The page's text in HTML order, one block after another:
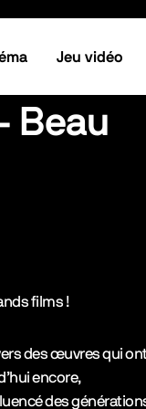
Jeu vidéo
Beau
films !
des œuvres qui
encore,
des